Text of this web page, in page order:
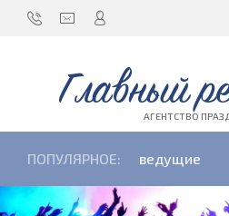
Главный
АГЕНТСТВО
ПОПУЛЯРНОЕ: ведущие